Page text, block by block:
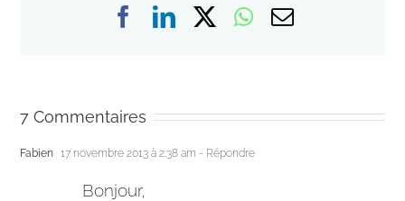
Facebook
LinkedInWhatsApp
Email
7 Commentaires
Fabien 17 novembre 2013 à 2:38 am - Répondre
Bonjour,